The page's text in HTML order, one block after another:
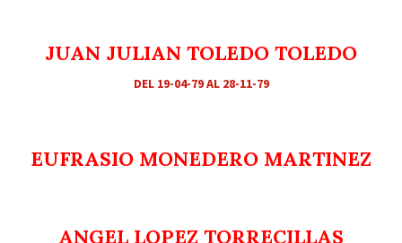
JUAN JULIAN TOLEDO TOLEDO
DEL 19-04-79 AL 28-11-79
EUFRASIO MONEDERO MARTINEZ
ANGEL LOPEZ TORRECILLAS